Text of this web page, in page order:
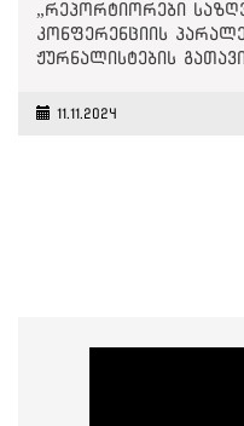
„რეპორტიორები
კონფერენციის
ჟურნალისტების
11.11.2024